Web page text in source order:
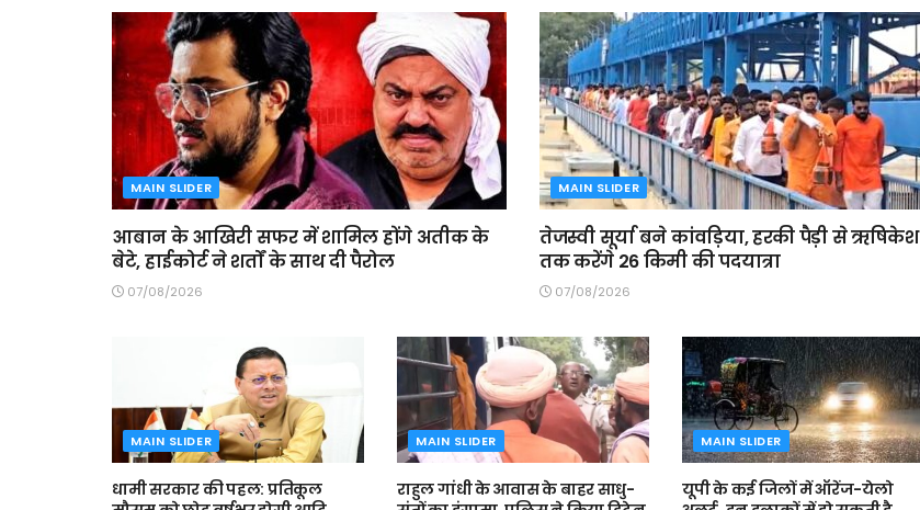
MAIN SLIDER
आबान के आखिरी सफर में शामिल होंगे अतीक के
बेटे, हाईकोर्ट ने शर्तों के साथ दी पैरोल
07/08/2026
MAIN SLIDER
तेजस्वी सूर्या बने कांवड़िया, हरकी पैड़ी से ऋषिकेश
तक करेंगे 26 किमी की पदयात्रा
07/08/2026
MAIN SLIDER
धामी सरकार की पहल: प्रतिकूल
MAIN SLIDER
राहुल गांधी के आवास के बाहर साधु-
MAIN SLIDER
यूपी के कई जिलों में ऑरेंज-येलो